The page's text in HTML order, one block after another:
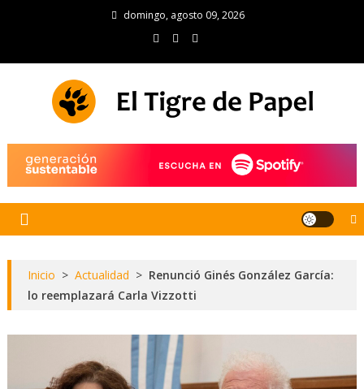
domingo, agosto 09, 2026
Inicio > Actualidad > Renunció Ginés González García:
lo reemplazará Carla Vizzotti